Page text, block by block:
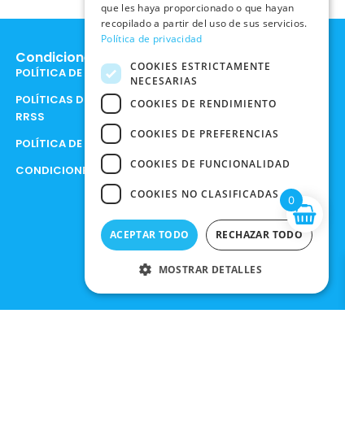
Condiciones Legales
POLÍTICA DE COOKIES
POLÍTICAS DE PRIVACIDAD EN
RRSS
POLÍTICA DE PRIVACIDAD
CONDICIONES DE COMPRA
0
que les haya proporcionado o que hayan
recopilado a partir del uso de sus servicios.
Política de privacidad
COOKIES ESTRICTAMENTE
NECESARIAS
COOKIES DE RENDIMIENTO
COOKIES DE PREFERENCIAS
COOKIES DE FUNCIONALIDAD
COOKIES NO CLASIFICADAS
ACEPTAR TODO RECHAZAR TODO
MOSTRAR DETALLES